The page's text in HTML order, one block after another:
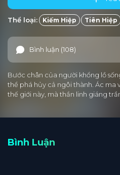
Thể loại: Kiếm Hiệp Tiên Hiệp
Bình luận (108)
Bước chân của người khổng lồ
thể phá hủy cả ngôi thành. Ác ma
thế giới này, mà thần linh giáng
Bình Luận